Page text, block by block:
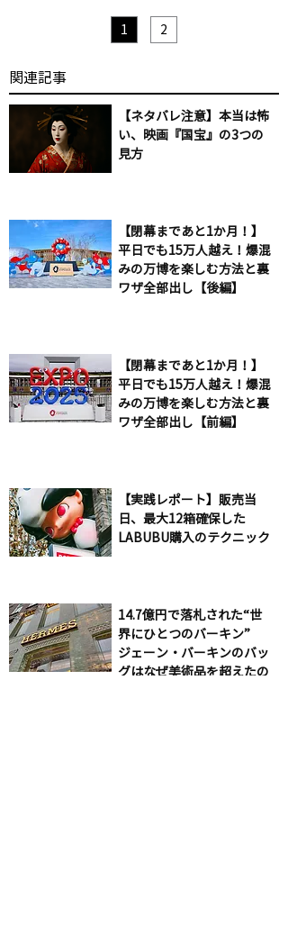
1 2
​関連記事
【ネタバレ注意】本当は怖
い、映画『国宝』の3つの
見方
【閉幕まであと1か月！】
平日でも15万人越え！爆混
みの万博を楽しむ方法と裏
ワザ全部出し【後編】
【閉幕まであと1か月！】
平日でも15万人越え！爆混
みの万博を楽しむ方法と裏
ワザ全部出し【前編】
【実践レポート】販売当
日、最大12箱確保した
LABUBU購入のテクニック
14.7億円で落札された“世
界にひとつのバーキン”
ジェーン・バーキンのバッ
グはなぜ美術品を超えたの